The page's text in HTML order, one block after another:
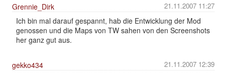
21.11.2007 11:27
Grennie_Dirk
Ich bin mal darauf gespannt, hab die Entwicklung der Mod
genossen und die Maps von TW sahen von den Screenshots
her ganz gut aus.
21.11.2007 12:39
gekko434